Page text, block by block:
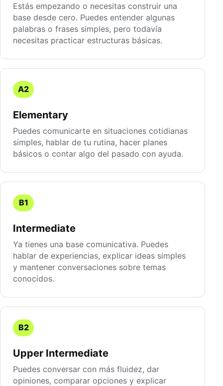
Estás empezando o necesitas construir una
base desde cero. Puedes entender algunas
palabras o frases simples, pero todavía
necesitas practicar estructuras básicas.
A2
Elementary
Puedes comunicarte en situaciones cotidianas
simples, hablar de tu rutina, hacer planes
básicos o contar algo del pasado con ayuda.
B1
Intermediate
Ya tienes una base comunicativa. Puedes
hablar de experiencias, explicar ideas simples
y mantener conversaciones sobre temas
conocidos.
B2
Upper Intermediate
Puedes conversar con más fluidez, dar
opiniones, comparar opciones y explicar